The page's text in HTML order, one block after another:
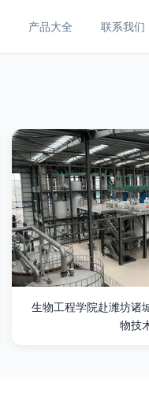
产品大全 联系我们
生物工程学院赴潍坊诸
物技